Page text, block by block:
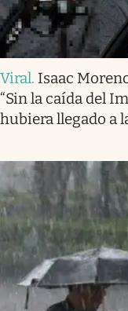
Viral. Isaac
“Sin la caída del
hubiera llegado a